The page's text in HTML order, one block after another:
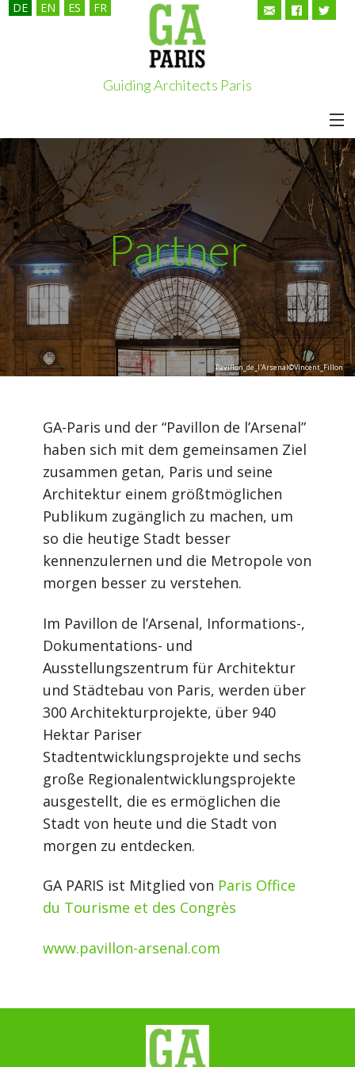
Guiding Architects Paris
DE EN ES FR
TOUREN
ÜBER UNS
KUNDEN
GUIDING ARCHITECTS
PARTNER
KONTAKT
Partner
Pavillon_de_l'Arsenal©Vincent_Fillon
GA-Paris und der “Pavillon de l’Arsenal”
haben sich mit dem gemeinsamen Ziel
zusammen getan, Paris und seine
Architektur einem größtmöglichen
Publikum zugänglich zu machen, um
so die heutige Stadt besser
kennenzulernen und die Metropole von
morgen besser zu verstehen.
Im Pavillon de l’Arsenal, Informations-,
Dokumentations- und
Ausstellungszentrum für Architektur
und Städtebau von Paris, werden über
300 Architekturprojekte, über 940
Hektar Pariser
Stadtentwicklungsprojekte und sechs
große Regionalentwicklungsprojekte
ausgestellt, die es ermöglichen die
Stadt von heute und die Stadt von
morgen zu entdecken.
GA PARIS ist Mitglied von Paris Office
du Tourisme et des Congrès
www.pavillon-arsenal.com